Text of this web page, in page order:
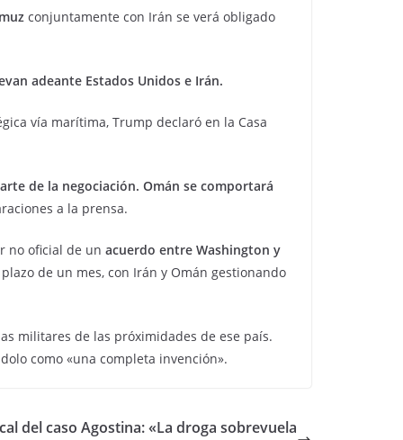
conjuntamente con Irán se verá obligado
adeante Estados Unidos e Irán.
vía marítima, Trump declaró en la Casa
de la negociación. Omán se comportará
a la prensa.
no oficial de un acuerdo entre Washington y
de un mes, con Irán y Omán gestionando
militares de las próximidades de ese país.
como «una completa invención».
del caso Agostina: «La droga sobrevuela